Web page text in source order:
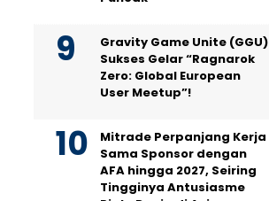
Gravity Game Unite (GGU)
Sukses Gelar “Ragnarok
Zero: Global European
User Meetup”!
Mitrade Perpanjang Kerja
Sama Sponsor dengan
AFA hingga 2027, Seiring
Tingginya Antusiasme